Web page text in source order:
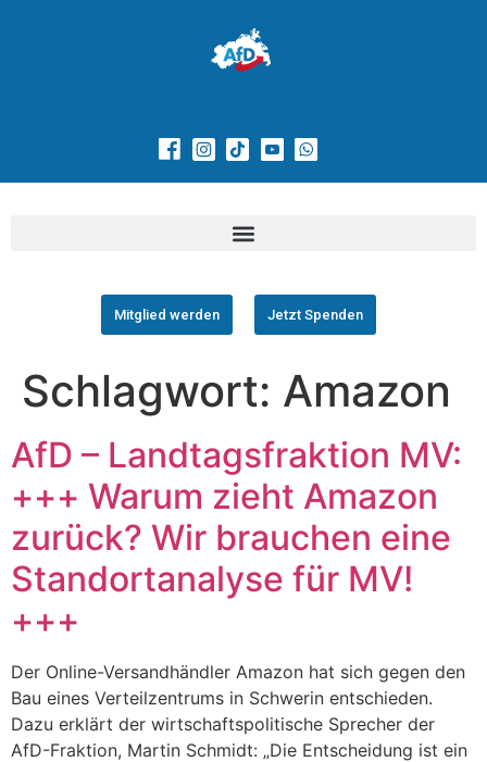
Mitglied werden Jetzt Spenden
Schlagwort: Amazon
AfD – Landtagsfraktion MV:
+++ Warum zieht Amazon
zurück? Wir brauchen eine
Standortanalyse für MV!
+++
Der Online-Versandhändler Amazon hat sich gegen den
Bau eines Verteilzentrums in Schwerin entschieden.
Dazu erklärt der wirtschaftspolitische Sprecher der
AfD-Fraktion, Martin Schmidt: „Die Entscheidung ist ein